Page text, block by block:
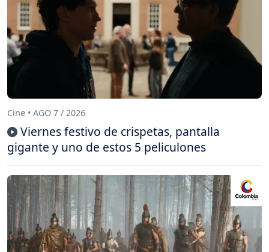
Cine • AGO 7 / 2026
Viernes festivo de crispetas, pantalla
gigante y uno de estos 5 peliculones